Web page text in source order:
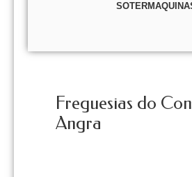
Freguesias do
Angra